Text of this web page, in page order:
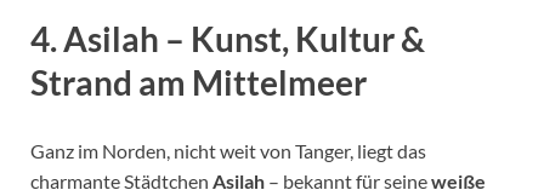
4.Asilah – Kunst, Kultur &
Strand am Mittelmeer
Ganz im Norden, nicht weit von Tanger, liegt das
charmante Städtchen Asilah – bekannt für seineweiße